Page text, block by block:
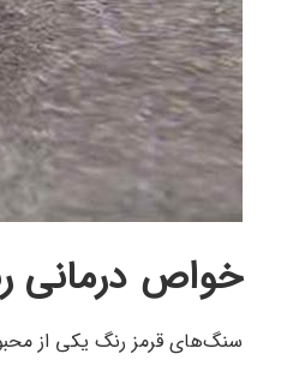
خواص درمانی
سنگ‌های قرمز رنگ یکی از